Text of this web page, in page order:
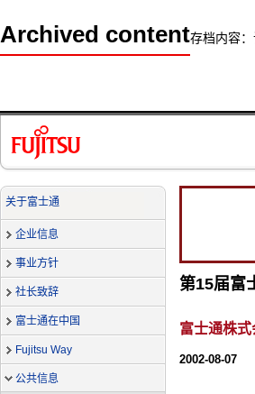
Archived content存档内容
关于富士通
企业信息
事业方针
社长致辞
富士通在中国
Fujitsu Way
公共信息
第15届富
富士通株式
2002-08-07